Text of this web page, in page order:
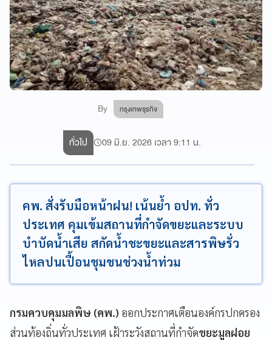
By กรุงเทพธุรกิจ
ทั่วไป 09 มิ.ย. 2026 เวลา 9:11 น.
คพ. สั่งรับมือหน้าฝน! เน้นย้ำ อปท. ทั่ว
ประเทศ คุมเข้มสถานที่กำจัดขยะและระบบ
บำบัดน้ำเสีย สกัดน้ำชะขยะและสารพิษรั่ว
ไหลปนเปื้อนชุมชนช่วงน้ำท่วม
กรมควบคุมมลพิษ (คพ.) ออกประกาศเตือนองค์กรปกครอง
ส่วนท้องถิ่นทั่วประเทศ เฝ้าระวังสถานที่กำจัดขยะมูลฝอย